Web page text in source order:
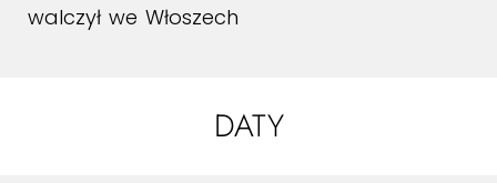
walczył we Włoszech
DATY